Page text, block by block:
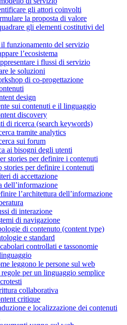
gli attori coinvolti
la proposta di valore
gli elementi costitutivi del
funzionamento del servizio
l’ecosistema
i flussi di servizio
le soluzioni
di co-progettazione
design
sui contenuti e il linguaggio
discovery
di ricerca (search keywords)
tramite analytics
sui forum
ai bisogni degli utenti
stories per definire i contenuti
stories per definire i contenuti
di accettazione
dell’informazione
l’architettura dell’informazione
di interazione
di navigazione
di contenuto (content type)
e standard
controllati e tassonomie
leggono le persone sul web
per un linguaggio semplice
collaborativa
critique
e localizzazione dei contenuti